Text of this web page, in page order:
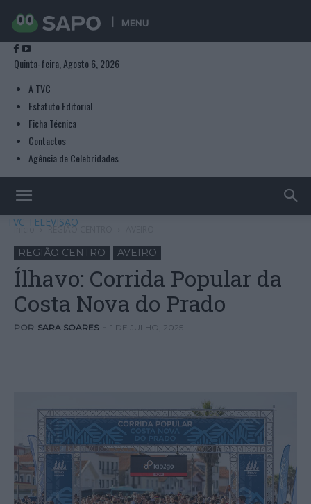
MENU
Quinta-feira, Agosto 6, 2026
A TVC
Estatuto Editorial
Ficha Técnica
Contactos
Agência de Celebridades
TVC TELEVISÃO
Início REGIÃO CENTRO
REGIÃO CENTRO AVEIRO
Ílhavo: Corrida Popular da
Costa Nova do Prado
POR SARA SOARES - 1 DE JULHO, 2025